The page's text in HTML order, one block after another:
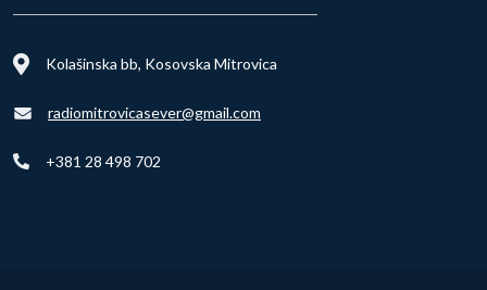
Kolašinska bb, Kosovska Mitrovica
radiomitrovicasever@gmail.com
+381 28 498 702